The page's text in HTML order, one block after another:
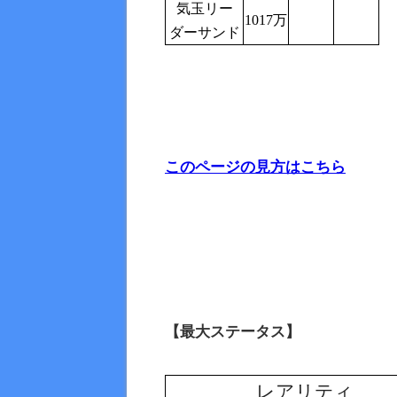
気玉リー
ダーサンド
1017万
このページの見方はこちら
【最大ステータス】
レアリティ